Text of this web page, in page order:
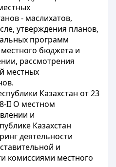
- маслихатов,
утверждения планов,
программ
бюджета и
рассмотрения
местных
Казахстан от 23
II О местном
и
Казахстан
деятельности
и
комиссиями местного